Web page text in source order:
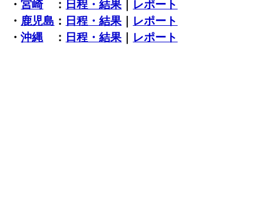
・宮崎： 日程・結果｜ レポート
・ 鹿児島 ： 日程・結果｜ レポート
・沖縄 ： 日程・結果｜ レポート